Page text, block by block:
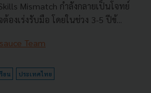
Mismatch กำลังกลายเป็นโจทย์
องเร่งรับมือ โดยในช่วง 3-5 ปีข้...
Team
ยน ประเทศไทย